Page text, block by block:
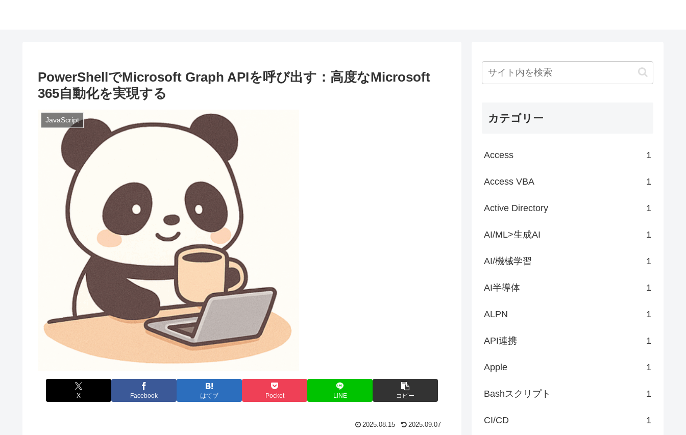
PowerShellでMicrosoft Graph APIを呼び出す：高度なMicrosoft
365自動化を実現する
JavaScript
X Facebook はてブ Pocket LINE コピー
2025.08.15 2025.09.07
カテゴリー
Access 1
Access VBA 1
Active Directory 1
AI/ML>生成AI 1
AI/機械学習 1
AI半導体 1
ALPN 1
API連携 1
Apple 1
Bashスクリプト 1
CI/CD 1